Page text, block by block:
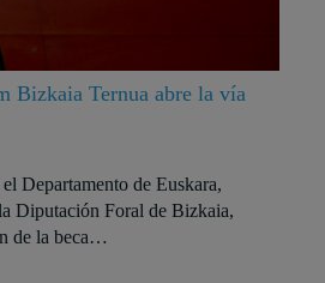
Bizkaia Ternua abre la vía
Departamento de Euskara,
Diputación Foral de Bizkaia,
de la beca…